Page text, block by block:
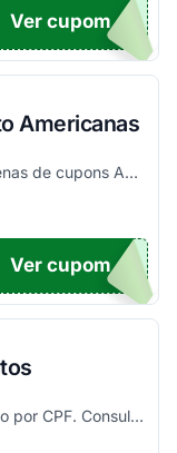
EI
Ver cupom
Americanas
Pegue para ser redirecionado para dezenas de cupons Americanas! Página completa com o regulamento de todas as promoções. Economize em diversas categorias e milhares de produtos com...
TICO
Ver cupom
Nas compras acima de R$ 100, uso único por CPF. Consulte, pegue e aproveite agora!